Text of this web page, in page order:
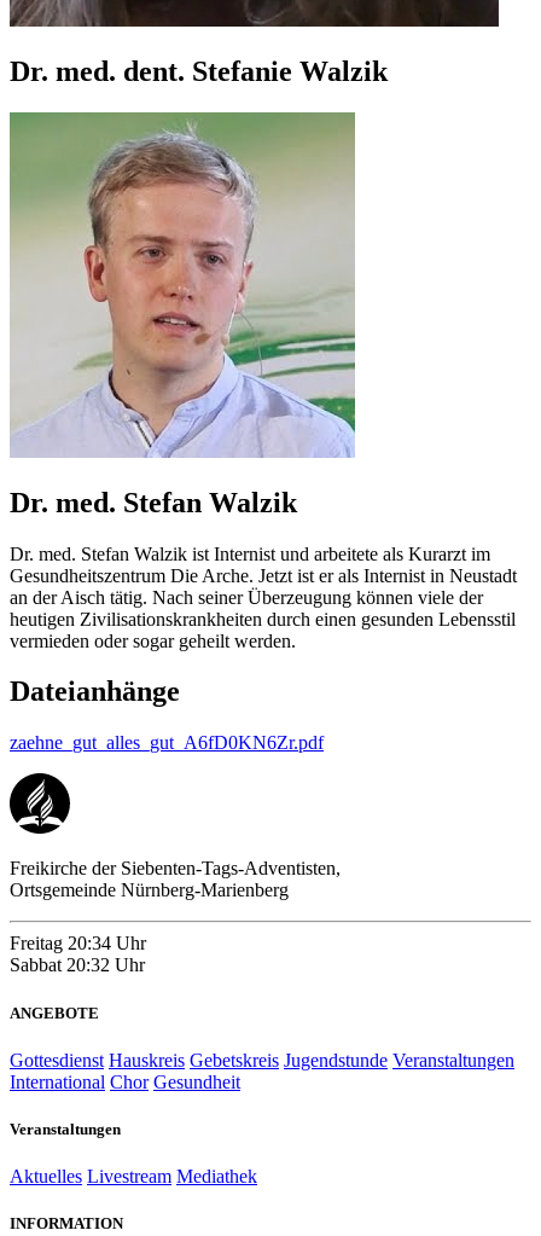
Dr. med. dent. Stefanie Walzik
Dr. med. Stefan Walzik
Dr. med. Stefan Walzik ist Internist und arbeitete als Kurarzt im
Gesundheitszentrum Die Arche. Jetzt ist er als Internist in Neustadt
an der Aisch tätig. Nach seiner Überzeugung können viele der
heutigen Zivilisationskrankheiten durch einen gesunden Lebensstil
vermieden oder sogar geheilt werden.
Dateianhänge
zaehne_gut_alles_gut_A6fD0KN6Zr.pdf
Freikirche der Siebenten-Tags-Adventisten,
Ortsgemeinde Nürnberg-Marienberg
Freitag 20:34 Uhr
Sabbat 20:32 Uhr
ANGEBOTE
Gottesdienst Hauskreis Gebetskreis Jugendstunde Veranstaltungen
International Chor Gesundheit
Veranstaltungen
Aktuelles Livestream Mediathek
INFORMATION